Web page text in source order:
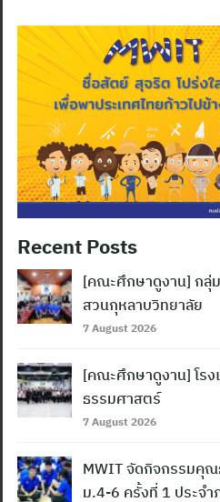
Recent Posts
[คณะศึกษาดูงาน] กลุ่ม
สวนกุหลาบวิทยาลัย
7 August 2026
[คณะศึกษาดูงาน] โรง
ธรรมศาสตร์
7 August 2026
MWIT จัดกิจกรรมคุณ
ม.4-6 ครั้งที่ 1 ประจำ